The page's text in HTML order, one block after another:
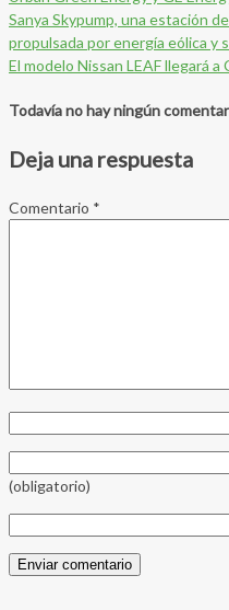
Sanya Skypump, una estación
propulsada por energía eólica y
El modelo Nissan LEAF llegará
Todavía no hay ningún
Deja una respuesta
Comentario *
(obligatorio)